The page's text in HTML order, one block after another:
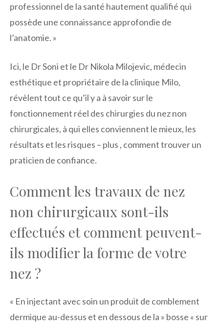
professionnel de la santé hautement qualifié qui
possède une connaissance approfondie de
l’anatomie. »
Ici, le Dr Soni et le Dr Nikola Milojevic, médecin
esthétique et propriétaire de la clinique Milo,
révèlent tout ce qu’il y a à savoir sur le
fonctionnement réel des chirurgies du nez non
chirurgicales, à qui elles conviennent le mieux, les
résultats et les risques – plus , comment trouver un
praticien de confiance.
Comment les travaux de nez
non chirurgicaux sont-ils
effectués et comment peuvent-
ils modifier la forme de votre
nez ?
« En injectant avec soin un produit de comblement
dermique au-dessus et en dessous de la » bosse « sur